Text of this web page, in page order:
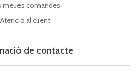
meues comandes
Atenció al client
de contacte